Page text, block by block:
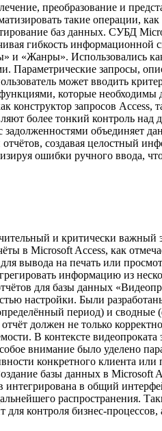
преобразование и
такие операции,
баз данных. СУБД
гибкость информационной
и «Жанры». Использовались
Параметрические запросы,
может вводить
которые необходимы
конструктор запросов Access,
более тонкий контроль
объединяет
отчётов, создавая целостный
ошибки ручного ввода,
и критически
в Microsoft Access, как
вывода на печать или
информацию из
для базы данных
настройки. Были
период) и сводные
должен не только
В контексте видеопроката
внимание было уделено
конкретного клиента или
базы данных в Microsoft
интегрирована в общий
распространения.
контроля бизнес-процессов,